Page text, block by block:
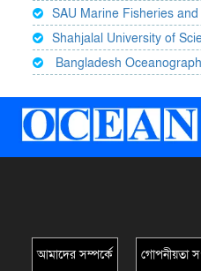
SAU Marine Fisheries
Shahjalal University of
Bangladesh
আমাদের সম্পর্কে গোপনীয়তা